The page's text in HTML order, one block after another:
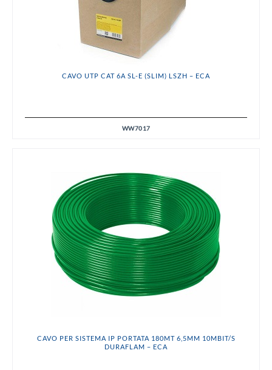
CAVO UTP CAT 6A SL-E (SLIM) LSZH – ECA
WW7017
CAVO PER SISTEMA IP PORTATA 180MT 6,5MM 10MBIT/S
DURAFLAM – ECA